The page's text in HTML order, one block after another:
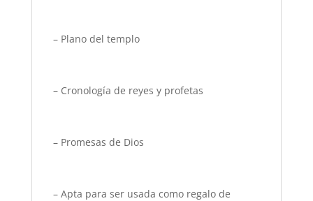
– Plano del templo
– Cronología de reyes y profetas
– Promesas de Dios
– Apta para ser usada como regalo de